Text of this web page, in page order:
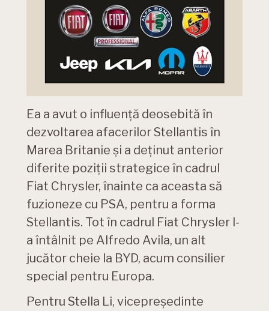
Ea a avut o influență deosebită în
dezvoltarea afacerilor Stellantis în
Marea Britanie și a deținut anterior
diferite poziții strategice în cadrul
Fiat Chrysler, înainte ca aceasta să
fuzioneze cu PSA, pentru a forma
Stellantis. Tot în cadrul Fiat Chrysler l-
a întâlnit pe Alfredo Avila, un alt
jucător cheie la BYD, acum consilier
special pentru Europa.
Pentru Stella Li, vicepreședinte